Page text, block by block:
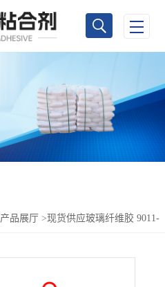
产品展厅 >现货供应玻璃纤维胶 9011-